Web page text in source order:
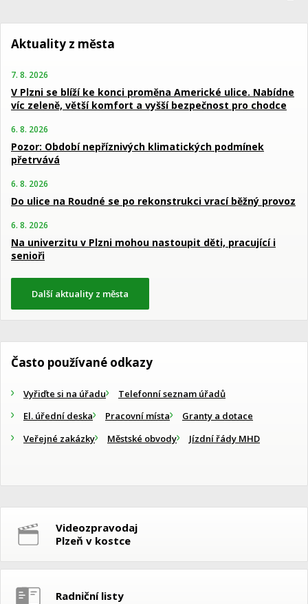
Aktuality z města
7. 8. 2026
V Plzni se blíží ke konci proměna Americké ulice. Nabídne
víc zeleně, větší komfort a vyšší bezpečnost pro chodce
6. 8. 2026
Pozor: Období nepříznivých klimatických podmínek
přetrvává
6. 8. 2026
Do ulice na Roudné se po rekonstrukci vrací běžný provoz
6. 8. 2026
Na univerzitu v Plzni mohou nastoupit děti, pracující i
senioři
Další aktuality z města
Často používané odkazy
Vyřiďte si na úřadu
Telefonní seznam úřadů
El. úřední deska
Pracovní místa
Granty a dotace
Veřejné zakázky
Městské obvody Jízdní řády MHD
Videozpravodaj
Plzeň v kostce
Radniční listy